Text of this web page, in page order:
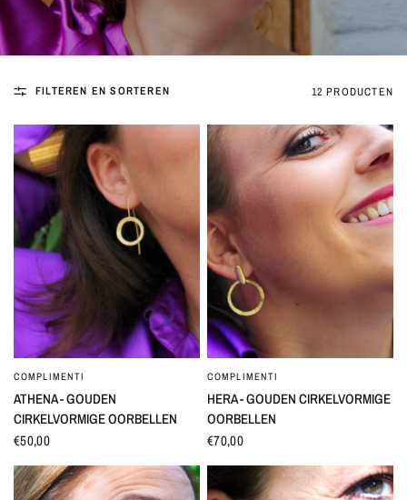
FILTEREN EN SORTEREN 12 PRODUCTEN
SNEL BEKIJKEN
COMPLIMENTI
ATHENA - GOUDEN
CIRKELVORMIGE OORBELLEN
€50,00
SNEL BEKIJKEN
COMPLIMENTI
HERA - GOUDEN CIRKELVORMIGE
OORBELLEN
€70,00